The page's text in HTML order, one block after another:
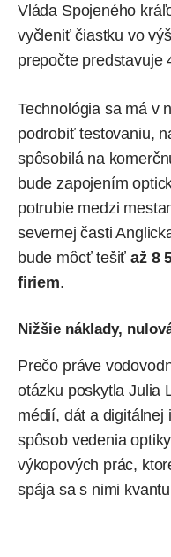
Vláda Spojeného
vyčleniť čiastku vo
prepočte predstavuje
Technológia sa má v
podrobiť testovaniu,
spôsobilá na
bude zapojením
potrubie medzi
severnej časti
bude môcť tešiťaž 8
firiem.
Nižšie náklady,
Prečo práve
otázku poskytla Julia
médií, dát a digitálnej
spôsob vedenia
výkopových prác,
spája sa s nimi